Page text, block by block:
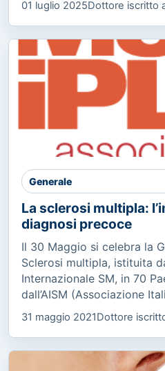
01 luglio 2025Dottore iscritto
Generale
La sclerosi multipla:
diagnosi precoce
Il 30 Maggio si celebra la
Sclerosi multipla, istituita
Internazionale SM, in 70
dall’AISM (Associazione
31 maggio 2021Dottore